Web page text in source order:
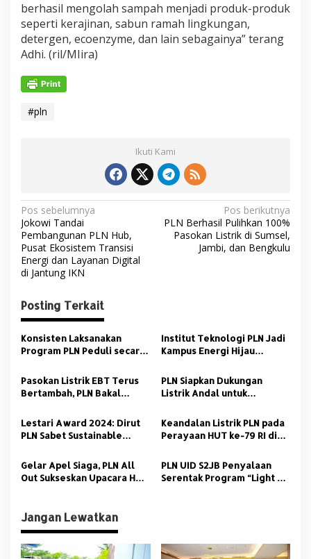
berhasil mengolah sampah menjadi produk-produk
seperti kerajinan, sabun ramah lingkungan,
detergen, ecoenzyme, dan lain sebagainya” terang
Adhi. (ril/MIira)
#pln
Ikuti Kami
N
a
v
i
a
s
i
o
Pos sebelumnya
Jokowi Tandai
Pembangunan PLN Hub,
Pusat Ekosistem Transisi
Energi dan Layanan Digital
di Jantung IKN
Pos berikutnya
PLN Berhasil Pulihkan 100%
Pasokan Listrik di Sumsel,
Jambi, dan Bengkulu
Posting Terkait
Konsisten Laksanakan
Program PLN Peduli secara
Anugerah CSR Terbaik dari
AMSI Sumsel
Institut Teknologi PLN Jadi
Kampus Energi Hijau
Pemanfaatan REC
Pasokan Listrik EBT Terus
Bertambah, PLN Bakal
110 MW
PLN Siapkan Dukungan
Listrik Andal untuk
ke–2 di Bali
Lestari Award 2024: Dirut
PLN Sabet Sustainable
Energy Transition
Keandalan Listrik PLN pada
Perayaan HUT ke-79 RI di
Kalangan
Gelar Apel Siaga, PLN All
Out Sukseskan Upacara HUT
PLN UID S2JB Penyalaan
Serentak Program “Light Up
Jangan Lewatkan